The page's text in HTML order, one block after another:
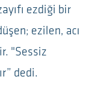
ezdiği bir
ezilen, acı
"Sessiz
dedi.